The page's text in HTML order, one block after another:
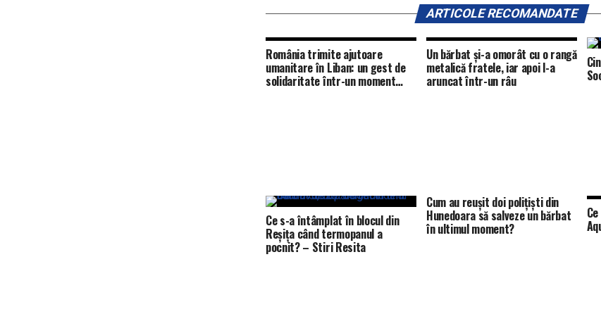
ARTICOLE RECOMANDATE
România trimite ajutoare
umanitare în Liban: un gest de
solidaritate într-un moment
Un bărbat și-a omorât cu o rangă
metalică fratele, iar apoi l-a
aruncat într-un râu
Ce s-a întâmplat în blocul din
Reșița când termopanul a
pocnit? – Stiri Resita
Cum au reușit doi polițiști din
Hunedoara să salveze un bărbat
în ultimul moment?